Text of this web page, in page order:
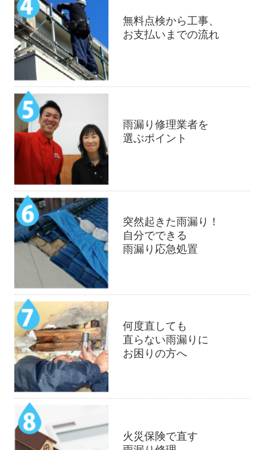
無料点検から工事、
お支払いまでの流れ
雨漏り修理業者を
選ぶポイント
突然起きた雨漏り！
自分でできる
雨漏り応急処置
何度直しても
直らない雨漏りに
お困りの方へ
火災保険で直す